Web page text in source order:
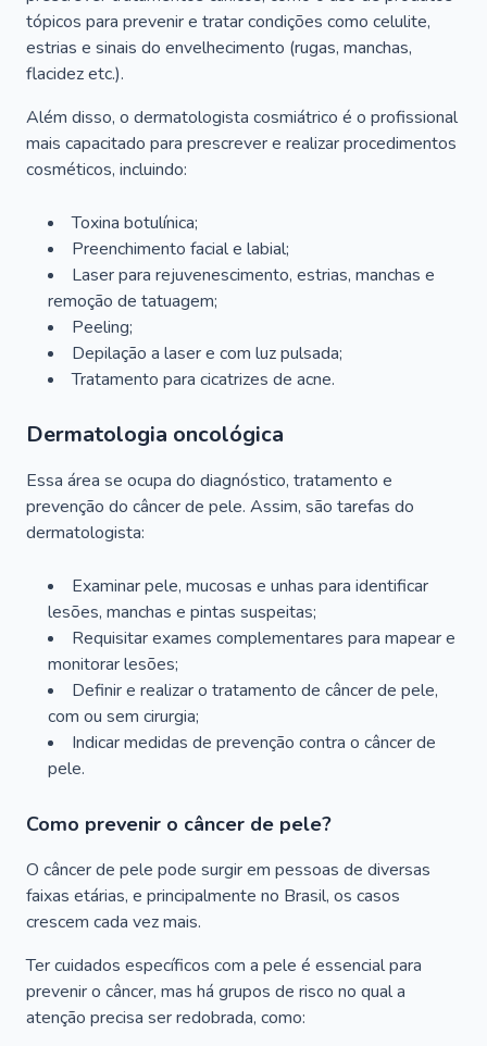
tópicos para prevenir e tratar condições como celulite,
estrias e sinais do envelhecimento (rugas, manchas,
flacidez etc.).
Além disso, o dermatologista cosmiátrico é o profissional
mais capacitado para prescrever e realizar procedimentos
cosméticos, incluindo:
Toxina botulínica;
Preenchimento facial e labial;
Laser para rejuvenescimento, estrias, manchas e
remoção de tatuagem;
Peeling;
Depilação a laser e com luz pulsada;
Tratamento para cicatrizes de acne.
Dermatologia oncológica
Essa área se ocupa do diagnóstico, tratamento e
prevenção do câncer de pele. Assim, são tarefas do
dermatologista:
Examinar pele, mucosas e unhas para identificar
lesões, manchas e pintas suspeitas;
Requisitar exames complementares para mapear e
monitorar lesões;
Definir e realizar o tratamento de câncer de pele,
com ou sem cirurgia;
Indicar medidas de prevenção contra o câncer de
pele.
Como prevenir o câncer de pele?
O câncer de pele pode surgir em pessoas de diversas
faixas etárias, e principalmente no Brasil, os casos
crescem cada vez mais.
Ter cuidados específicos com a pele é essencial para
prevenir o câncer, mas há grupos de risco no qual a
atenção precisa ser redobrada, como: